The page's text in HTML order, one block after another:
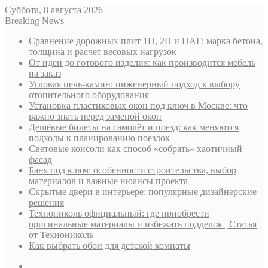
Суббота, 8 августа 2026
Breaking News
Сравнение дорожных плит 1П, 2П и ПАГ: марка бетона,
толщина и расчет весовых нагрузок
От идеи до готового изделия: как производится мебель
на заказ
Угловая печь-камин: инженерный подход к выбору
отопительного оборудования
Установка пластиковых окон под ключ в Москве: что
важно знать перед заменой окон
Дешёвые билеты на самолёт и поезд: как меняются
подходы к планированию поездок
Световые консоли как способ «собрать» хаотичный
фасад
Баня под ключ: особенности строительства, выбор
материалов и важные нюансы проекта
Скрытые двери в интерьере: популярные дизайнерские
решения
Технониколь официальный: где приобрести
оригинальные материалы и избежать подделок | Статья
от Технониколь
Как выбрать обои для детской комнаты